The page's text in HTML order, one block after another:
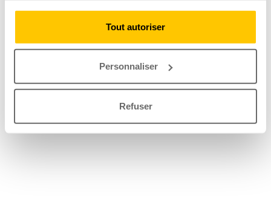
Tout autoriser
Personnaliser
Refuser